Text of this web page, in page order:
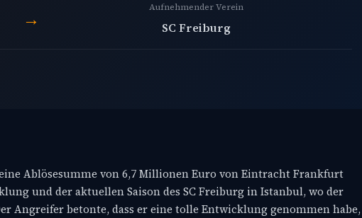
→ Aufnehmender Verein
SC Freiburg
Ablösesumme von 6,7 Millionen Euro von Eintracht Frankfurt
und der aktuellen Saison des SC Freiburg in Istanbul, wo der
Angreifer betonte, dass er eine tolle Entwicklung genommen habe,